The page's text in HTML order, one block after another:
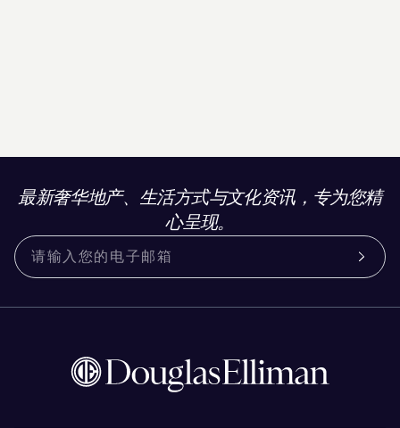
最新奢华地产、生活方式与文化资讯，专为您精
心呈现。